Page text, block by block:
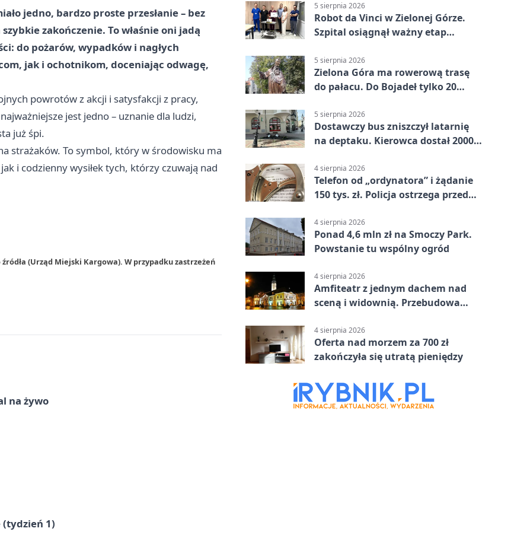
jedno, bardzo proste przesłanie – bez
zakończenie. To właśnie oni jadą
do pożarów, wypadków i nagłych
jak i ochotnikom, doceniając odwagę,
powrotów z akcji i satysfakcji z pracy,
jest jedno – uznanie dla ludzi,
już śpi.
strażaków. To symbol, który w środowisku ma
i codzienny wysiłek tych, którzy czuwają nad
(Urząd Miejski Kargowa). W przypadku zastrzeżeń
na żywo
(tydzień 1)
5 sierpnia 2026
Robot da Vinci w Zielonej Górze.
Szpital osiągnął ważny etap
5 sierpnia 2026
Zielona Góra ma rowerową trasę
do pałacu. Do Bojadeł tylko 20
5 sierpnia 2026
Dostawczy bus zniszczył latarnię
na deptaku. Kierowca dostał 2000
4 sierpnia 2026
Telefon od „ordynatora” i żądanie
150 tys. zł. Policja ostrzega przed
4 sierpnia 2026
Ponad 4,6 mln zł na Smoczy Park.
Powstanie tu wspólny ogród
4 sierpnia 2026
Amfiteatr z jednym dachem nad
sceną i widownią. Przebudowa
4 sierpnia 2026
Oferta nad morzem za 700 zł
zakończyła się utratą pieniędzy